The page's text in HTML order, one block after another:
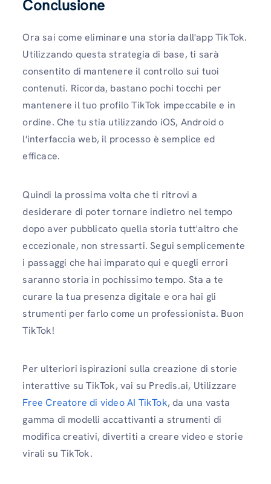
Conclusione
Ora sai come eliminare una storia dall'app TikTok.
Utilizzando questa strategia di base, ti sarà
consentito di mantenere il controllo sui tuoi
contenuti. Ricorda, bastano pochi tocchi per
mantenere il tuo profilo TikTok impeccabile e in
ordine. Che tu stia utilizzando iOS, Android o
l'interfaccia web, il processo è semplice ed
efficace.
Quindi la prossima volta che ti ritrovi a
desiderare di poter tornare indietro nel tempo
dopo aver pubblicato quella storia tutt'altro che
eccezionale, non stressarti. Segui semplicemente
i passaggi che hai imparato qui e quegli errori
saranno storia in pochissimo tempo. Sta a te
curare la tua presenza digitale e ora hai gli
strumenti per farlo come un professionista. Buon
TikTok!
Per ulteriori ispirazioni sulla creazione di storie
interattive su TikTok, vai su Predis.ai, Utilizzare
Free Creatore di video AI TikTok, da una vasta
gamma di modelli accattivanti a strumenti di
modifica creativi, divertiti a creare video e storie
virali su TikTok.